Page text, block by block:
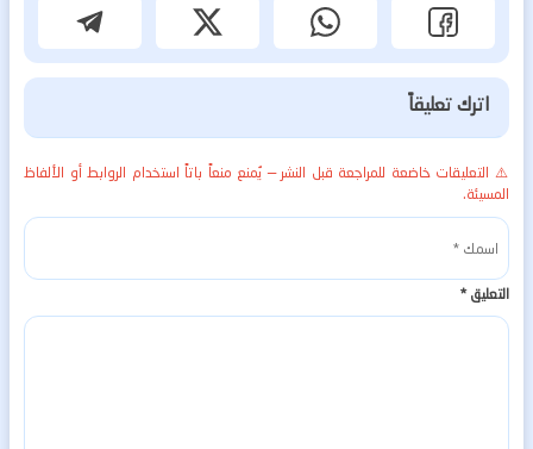
اترك تعليقاً
⚠️ التعليقات خاضعة للمراجعة قبل النشر — يُمنع منعاً باتاً استخدام الروابط أو الألفاظ
المسيئة.
التعليق*